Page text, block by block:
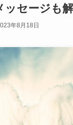
ッセージも
年8月18日